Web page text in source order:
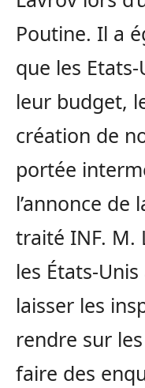
Poutine. Il a
que les
leur budget,
création de
portée
l’annonce de
traité INF. M.
les États-
laisser les
rendre sur
faire des